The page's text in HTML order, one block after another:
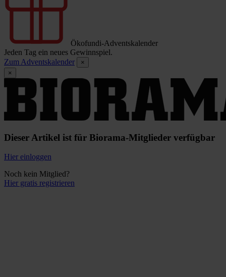
Ökofundi-Adventskalender
Jeden Tag ein neues Gewinnspiel.
Zum Adventskalender
×
×
Dieser Artikel ist für Biorama-Mitglieder verfügbar
Hier einloggen
Noch kein Mitglied?
Hier gratis registrieren